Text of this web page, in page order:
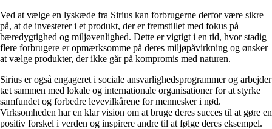
Ved at vælge en lyskæde fra Sirius kan forbrugerne derfor være sikre
på, at de investerer i et produkt, der er fremstillet med fokus på
bæredygtighed og miljøvenlighed. Dette er vigtigt i en tid, hvor stadig
flere forbrugere er opmærksomme på deres miljøpåvirkning og ønsker
at vælge produkter, der ikke går på kompromis med naturen.
Sirius er også engageret i sociale ansvarlighedsprogrammer og arbejder
tæt sammen med lokale og internationale organisationer for at styrke
samfundet og forbedre levevilkårene for mennesker i nød.
Virksomheden har en klar vision om at bruge deres succes til at gøre en
positiv forskel i verden og inspirere andre til at følge deres eksempel.